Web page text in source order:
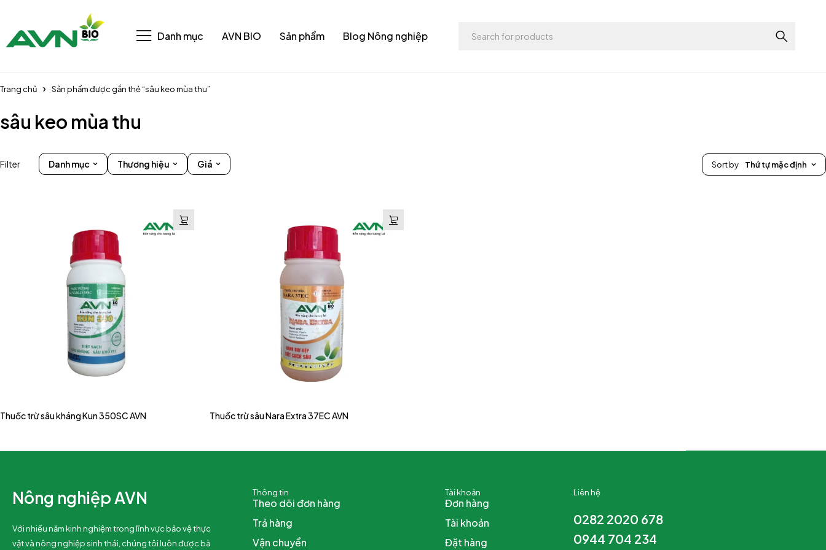
Danh mục AVN BIO Sản phẩm Blog Nông nghiệp
Trang chủ Sản phẩm được gắn thẻ “sâu keo mùa thu”
sâu keo mùa thu
Sort by Thứ tự mặc định
Filter Danh mục Thương hiệu Giá
Thuốc trừ sâu kháng Kun 350SC AVN Thuốc trừ sâu Nara Extra 37EC AVN
Nông nghiệp AVN
Với nhiều năm kinh nghiệm trong lĩnh vực bảo vệ thực
vật và nông nghiệp sinh thái, chúng tôi luôn được bà
Thông tin
Theo dõi đơn hàng
Trả hàng
Vận chuyển
Tài khoản
Đơn hàng
Tài khoản
Đặt hàng
Liên hệ
0282 2020 678
0944 704 234